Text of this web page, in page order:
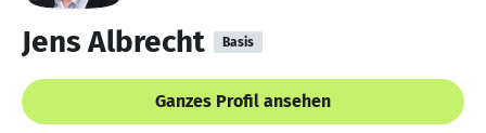
Jens Albrecht Basis
Ganzes Profil ansehen